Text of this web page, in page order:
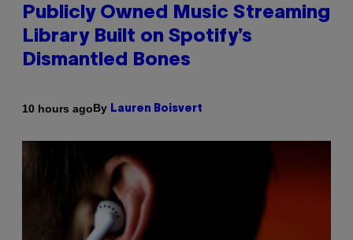
Publicly Owned Music Streaming
Library Built on Spotify’s
Dismantled Bones
10 hours agoBy Lauren Boisvert